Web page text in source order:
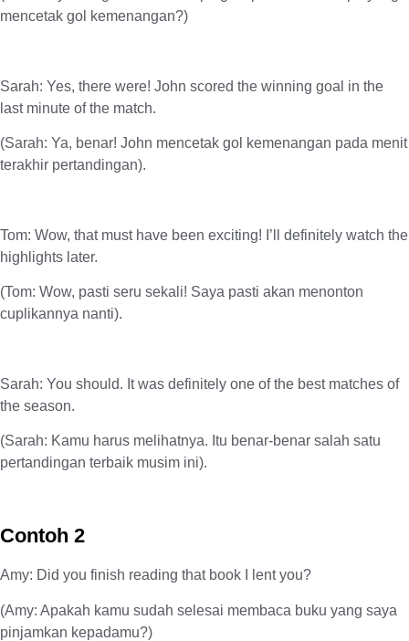
mencetak gol kemenangan?)
Sarah: Yes, there were! John scored the winning goal in the
last minute of the match.
(Sarah: Ya, benar! John mencetak gol kemenangan pada menit
terakhir pertandingan).
Tom: Wow, that must have been exciting! I’ll definitely watch the
highlights later.
(Tom: Wow, pasti seru sekali! Saya pasti akan menonton
cuplikannya nanti).
Sarah: You should. It was definitely one of the best matches of
the season.
(Sarah: Kamu harus melihatnya. Itu benar-benar salah satu
pertandingan terbaik musim ini).
Contoh 2
Amy: Did you finish reading that book I lent you?
(Amy: Apakah kamu sudah selesai membaca buku yang saya
pinjamkan kepadamu?)